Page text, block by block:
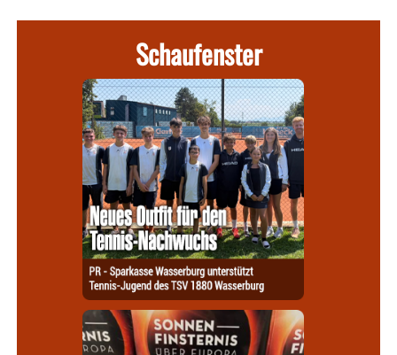
Schaufenster